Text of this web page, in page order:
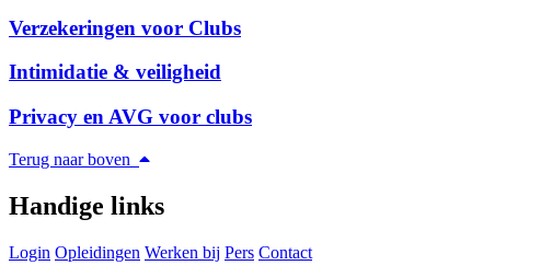
Verzekeringen voor Clubs
Intimidatie & veiligheid
Privacy en AVG voor clubs
Terug naar boven
Handige links
Login Opleidingen Werken bij Pers Contact